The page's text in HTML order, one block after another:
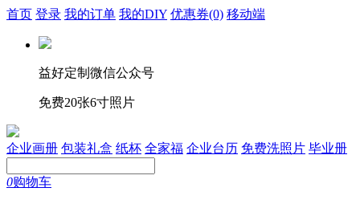
首页 登录 我的订单 我的DIY 优惠券(0) 移动端
益好定制微信公众号
免费20张6寸照片
企业画册 包装礼盒 纸杯 全家福 企业台历 免费洗照片 毕业册
0购物车